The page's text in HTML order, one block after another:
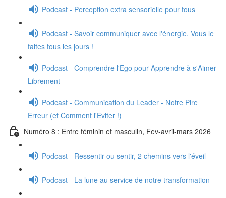
Podcast - Perception extra sensorielle pour tous
Podcast - Savoir communiquer avec l'énergie. Vous le
faites tous les jours !
Podcast - Comprendre l'Ego pour Apprendre à s'Aimer
Librement
Podcast - Communication du Leader - Notre Pire
Erreur (et Comment l'Eviter !)
Numéro 8 : Entre féminin et masculin, Fev-avril-mars 2026
Podcast - Ressentir ou sentir, 2 chemins vers l'éveil
Podcast - La lune au service de notre transformation